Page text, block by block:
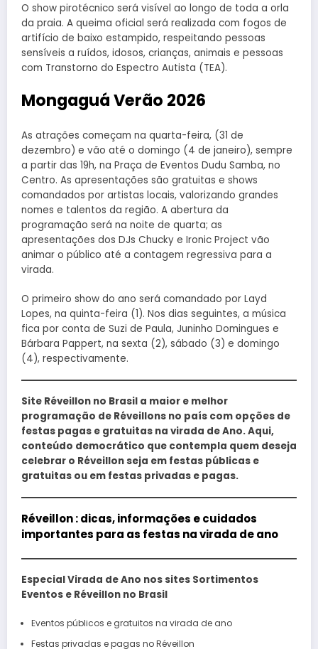
O show pirotécnico será visível ao longo de toda a orla
da praia. A queima oficial será realizada com fogos de
artifício de baixo estampido, respeitando pessoas
sensíveis a ruídos, idosos, crianças, animais e pessoas
com Transtorno do Espectro Autista (TEA).
Mongaguá Verão 2026
As atrações começam na quarta-feira, (31 de
dezembro) e vão até o domingo (4 de janeiro), sempre
a partir das 19h, na Praça de Eventos Dudu Samba, no
Centro. As apresentações são gratuitas e shows
comandados por artistas locais, valorizando grandes
nomes e talentos da região. A abertura da
programação será na noite de quarta; as
apresentações dos DJs Chucky e Ironic Project vão
animar o público até a contagem regressiva para a
virada.
O primeiro show do ano será comandado por Layd
Lopes, na quinta-feira (1). Nos dias seguintes, a música
fica por conta de Suzi de Paula, Juninho Domingues e
Bárbara Pappert, na sexta (2), sábado (3) e domingo
(4), respectivamente.
Site Réveillon no Brasil a maior e melhor
programação de Réveillons no país com opções de
festas pagas e gratuitas na virada de Ano. Aqui,
conteúdo democrático que contempla quem deseja
celebrar o Réveillon seja em festas públicas e
gratuitas ou em festas privadas e pagas.
Réveillon : dicas, informações e cuidados
importantes para as festas na virada de ano
Especial Virada de Ano nos sites Sortimentos
Eventos e Réveillon no Brasil
Eventos públicos e gratuitos na virada de ano
Festas privadas e pagas no Réveillon